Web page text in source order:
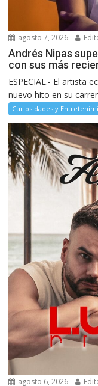
agosto 7, 2026
Andrés Nipas
con sus más
ESPECIAL.- El artista
nuevo hito en su
Curiosidades y
agosto 6, 2026